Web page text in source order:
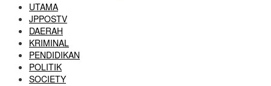
UTAMA
JPPOSTV
DAERAH
KRIMINAL
PENDIDIKAN
POLITIK
SOCIETY